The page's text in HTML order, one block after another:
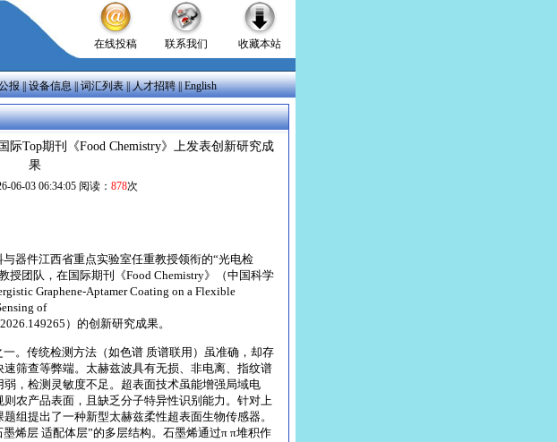
在线投稿 联系我们 收藏本站
报||设备信息||词汇列表||人才招聘||English
Top期刊《Food Chemistry》上发表创新研究成
果
06-03 06:34:05 阅读： 878次
器件江西省重点实验室任重教授领衔的“光电检
授团队，在国际期刊《Food Chemistry》（中国科学
Graphene-Aptamer Coating on a Flexible
of
）的创新研究成果。
。传统检测方法（如色谱 质谱联用）虽准确，却存
筛查等弊端。太赫兹波具有无损、非电离、指纹谱
，检测灵敏度不足。超表面技术虽能增强局域电
农产品表面，且缺乏分子特异性识别能力。针对上
组提出了一种新型太赫兹柔性超表面生物传感器。
烯层 适配体层”的多层结构。石墨烯通过π π堆积作